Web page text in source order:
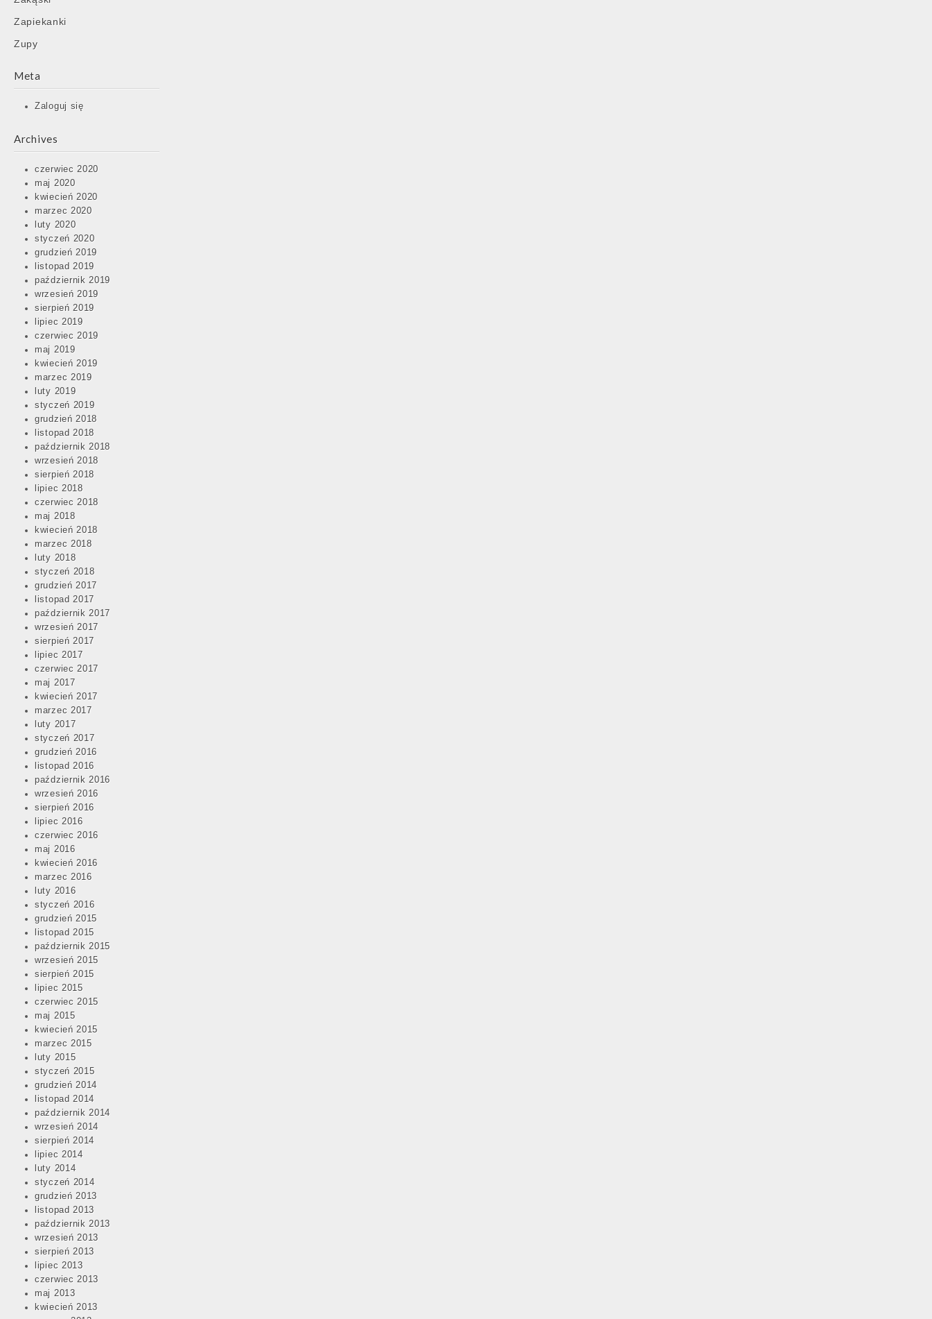
Zapiekanki
Zupy
Meta
Zaloguj się
Archives
czerwiec 2020
maj 2020
kwiecień 2020
marzec 2020
luty 2020
styczeń 2020
grudzień 2019
listopad 2019
październik 2019
wrzesień 2019
sierpień 2019
lipiec 2019
czerwiec 2019
maj 2019
kwiecień 2019
marzec 2019
luty 2019
styczeń 2019
grudzień 2018
listopad 2018
październik 2018
wrzesień 2018
sierpień 2018
lipiec 2018
czerwiec 2018
maj 2018
kwiecień 2018
marzec 2018
luty 2018
styczeń 2018
grudzień 2017
listopad 2017
październik 2017
wrzesień 2017
sierpień 2017
lipiec 2017
czerwiec 2017
maj 2017
kwiecień 2017
marzec 2017
luty 2017
styczeń 2017
grudzień 2016
listopad 2016
październik 2016
wrzesień 2016
sierpień 2016
lipiec 2016
czerwiec 2016
maj 2016
kwiecień 2016
marzec 2016
luty 2016
styczeń 2016
grudzień 2015
listopad 2015
październik 2015
wrzesień 2015
sierpień 2015
lipiec 2015
czerwiec 2015
maj 2015
kwiecień 2015
marzec 2015
luty 2015
styczeń 2015
grudzień 2014
listopad 2014
październik 2014
wrzesień 2014
sierpień 2014
lipiec 2014
luty 2014
styczeń 2014
grudzień 2013
listopad 2013
październik 2013
wrzesień 2013
sierpień 2013
lipiec 2013
czerwiec 2013
maj 2013
kwiecień 2013